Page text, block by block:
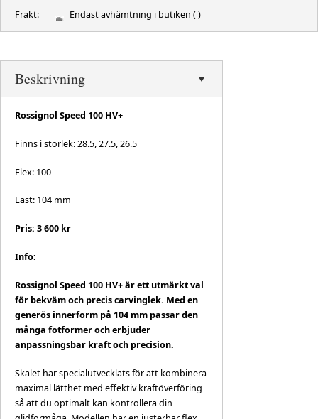
Frakt: Endast avhämtning i butiken ( )
Beskrivning
Rossignol Speed 100 HV+
Finns i storlek: 28.5, 27.5, 26.5
Flex: 100
Läst: 104 mm
Pris: 3 600 kr
Info:
Rossignol Speed ​​100 HV+ är ett utmärkt val
för bekväm och precis carvinglek. Med en
generös innerform på 104 mm passar den
många fotformer och erbjuder
anpassningsbar kraft och precision.
Skalet har specialutvecklats för att kombinera
maximal lätthet med effektiv kraftöverföring
så att du optimalt kan kontrollera din